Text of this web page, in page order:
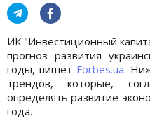
ИК "Инвестиционный
прогноз развития
годы, пишет Forbes.ua.
трендов, которые,
определять развитие
года.